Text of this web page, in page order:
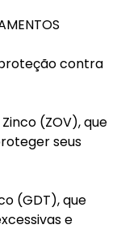
proteção contra
(ZOV), que
seus
(GDT), que
e